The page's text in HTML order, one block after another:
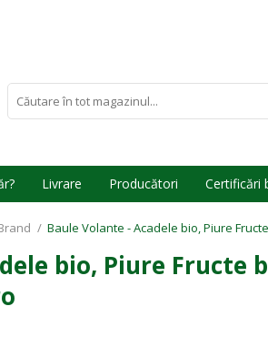
Livrare Producători Certificări
/ Baule Volante - Acadele bio, Piure
bio, Piure Fructe